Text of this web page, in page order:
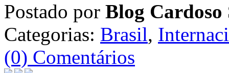
Postado por Blog Cardoso
Categorias: Brasil,
(0) Comentários